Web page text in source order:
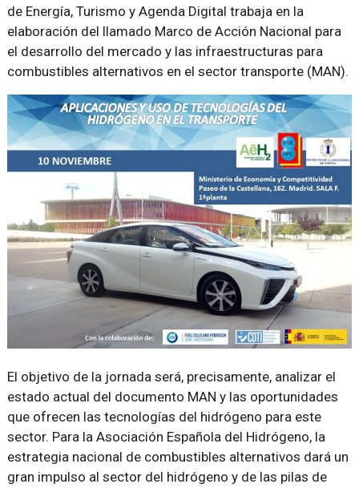
de Energía, Turismo y Agenda Digital trabaja en la
elaboración del llamado Marco de Acción Nacional para
el desarrollo del mercado y las infraestructuras para
combustibles alternativos en el sector transporte (MAN).
El objetivo de la jornada será, precisamente, analizar el
estado actual del documento MAN y las oportunidades
que ofrecen las tecnologías del hidrógeno para este
sector. Para la Asociación Española del Hidrógeno, la
estrategia nacional de combustibles alternativos dará un
gran impulso al sector del hidrógeno y de las pilas de